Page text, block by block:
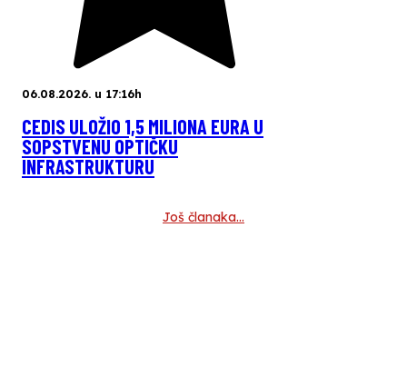
06.08.2026. u 17:16h
CEDIS ULOŽIO 1,5 MILIONA EURA U
SOPSTVENU OPTIČKU
INFRASTRUKTURU
Još članaka…